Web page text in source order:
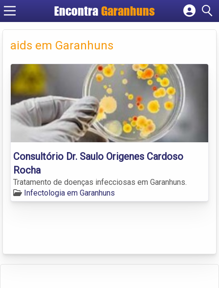
EncontraGaranhuns
Cadastrar empresa
Criar conta
aids em Garanhuns
Consultório Dr. Saulo Origenes Cardoso
Rocha
Tratamento de doenças infecciosas em Garanhuns.
Infectologia em Garanhuns